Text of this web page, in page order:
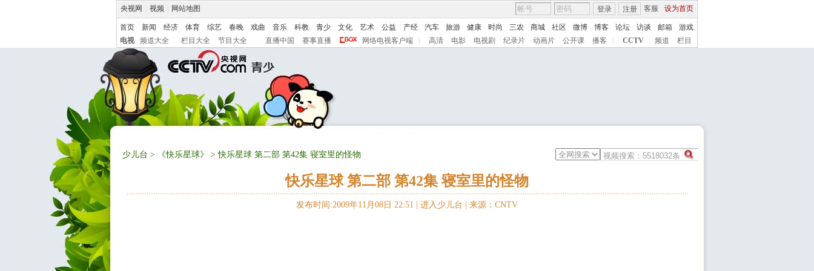
央视网 视频 网站地图 客服 设为首页
登录 注册
首页 新闻 经济 体育 综艺 春晚 戏曲 音乐 科教 青少 文化 艺术 公益 产经 汽车 旅游 健康 时尚 三农 商城 社区 微博 博客 论坛 访谈 邮箱
游戏
电视
频道大全 栏目大全 节目大全 直播中国 赛事直播 网络电视客户端 高清 电影 电视剧 纪录片 动画片 公开课 播客 CCTV 频道 栏目
少儿台 > 《快乐星球》 > 快乐星球 第二部 第42集 寝室里的怪物
快乐星球 第二部 第42集 寝室里的怪物
发布时间:2009年11月08日 22:51 | 进入少儿台 来源：CNTV